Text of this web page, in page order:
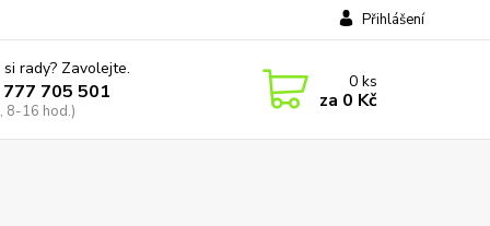
Přihlášení
rady? Zavolejte.
705 501
8-16 hod.)
0ks
za 0 Kč